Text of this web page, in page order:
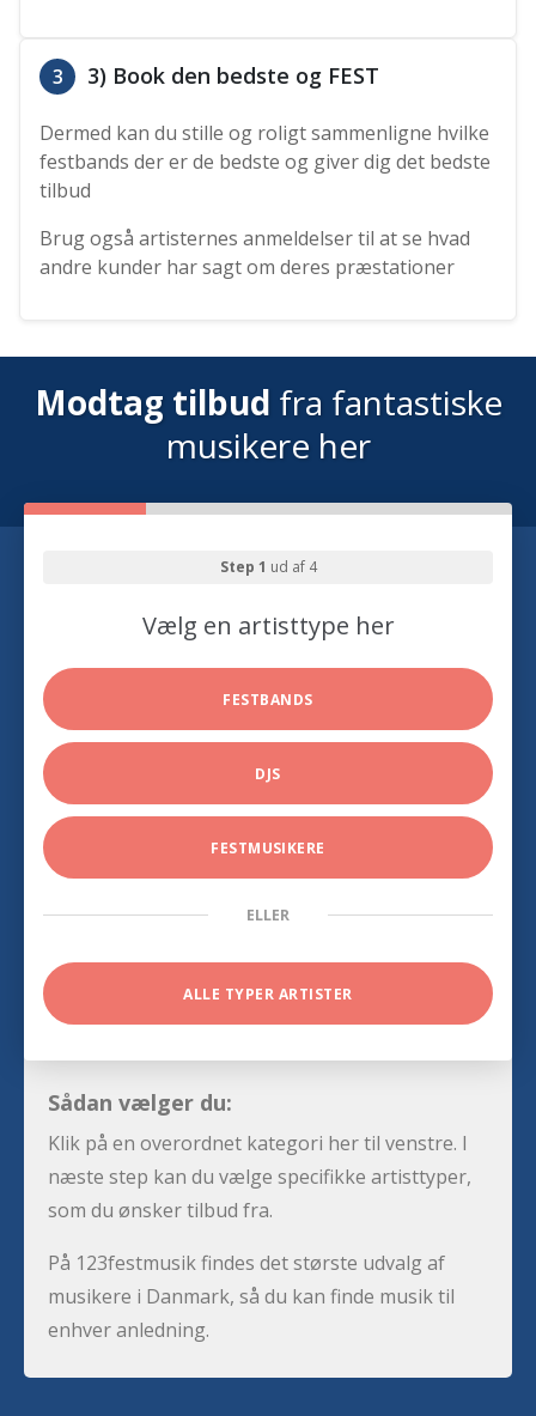
3 3) Book den bedste og FEST
Dermed kan du stille og roligt sammenligne hvilke
festbands der er de bedste og giver dig det bedste
tilbud
Brug også artisternes anmeldelser til at se hvad
andre kunder har sagt om deres præstationer
Modtag tilbud fra fantastiske
musikere her
Step 1 ud af 4
Vælg en artisttype her
FESTBANDS
DJS
FESTMUSIKERE
ELLER
ALLE TYPER ARTISTER
Sådan vælger du:
Klik på en overordnet kategori her til venstre. I
næste step kan du vælge specifikke artisttyper,
som du ønsker tilbud fra.
På 123festmusik findes det største udvalg af
musikere i Danmark, så du kan finde musik til
enhver anledning.